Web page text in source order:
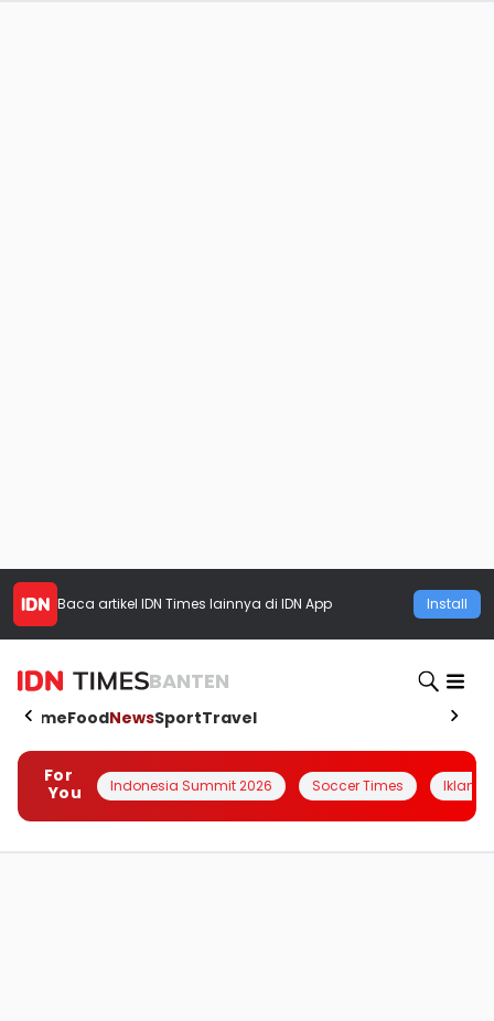
Baca artikel IDN Times lainnya di IDN App Install
BANTEN
HomeFoodNewsSportTravel
For
You
Indonesia Summit 2026 Soccer Times Iklanin